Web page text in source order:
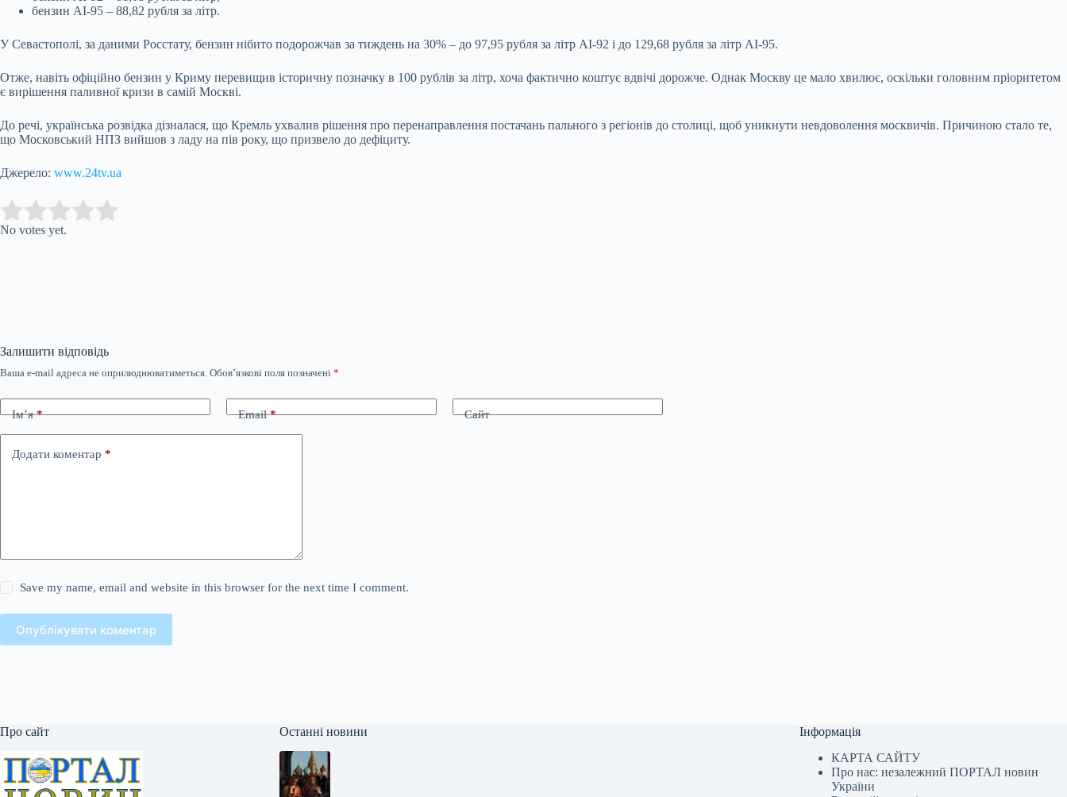
бензин АІ-95 – 88,82 рубля за літр.
У Севастополі, за даними Росстату, бензин нібито подорожчав за тиждень на 30% – до 97,95 рубля за літр АІ-92 і до 129,68 рубля за літр АІ-95.
Отже, навіть офіційно бензин у Криму перевищив історичну позначку в 100 рублів за літр, хоча фактично коштує вдвічі дорожче. Однак Москву це мало хвилює, оскільки головним пріоритетом
є вирішення паливної кризи в самій Москві.
До речі, українська розвідка дізналася, що Кремль ухвалив рішення про перенаправлення постачань пального з регіонів до столиці, щоб уникнути невдоволення москвичів. Причиною стало те,
що Московський НПЗ вийшов з ладу на пів року, що призвело до дефіциту.
Джерело: www.24tv.ua
Rate this item:
No votes yet.
Залишити відповідь
Ваша e-mail адреса не оприлюднюватиметься. Обов’язкові поля позначені *
Ім’я* Email* Сайт
Додати коментар *
Save my name, email and website in this browser for the next time I comment.
Опублікувати коментар
Про сайт Останні новини
Інформація
КАРТА САЙТУ
Про нас: незалежний ПОРТАЛ новин
України